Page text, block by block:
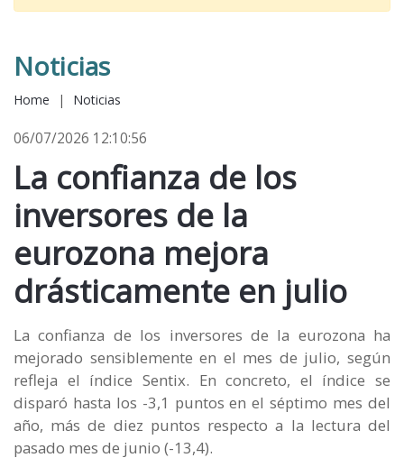
Noticias
Home | Noticias
06/07/2026 12:10:56
La confianza de los
inversores de la
eurozona mejora
drásticamente en julio
La confianza de los inversores de la eurozona ha
mejorado sensiblemente en el mes de julio, según
refleja el índice Sentix. En concreto, el índice se
disparó hasta los -3,1 puntos en el séptimo mes del
año, más de diez puntos respecto a la lectura del
pasado mes de junio (-13,4).